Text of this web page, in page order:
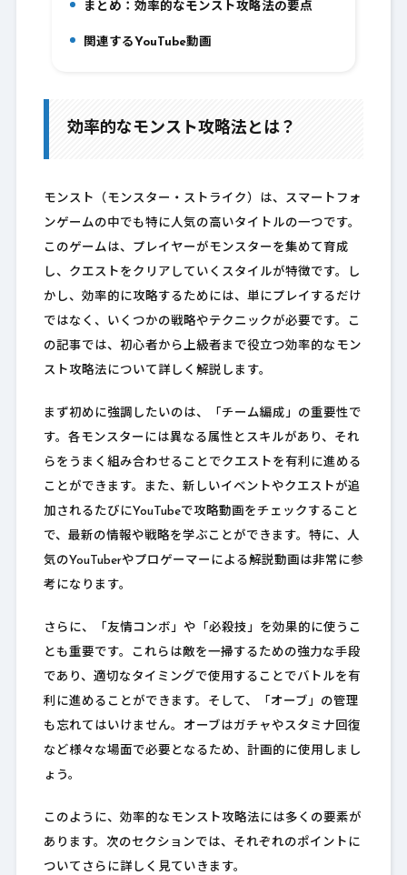
まとめ：効率的なモンスト攻略法の要点
関連するYouTube動画
効率的なモンスト攻略法とは？
モンスト（モンスター・ストライク）は、スマートフォ
ンゲームの中でも特に人気の高いタイトルの一つです。
このゲームは、プレイヤーがモンスターを集めて育成
し、クエストをクリアしていくスタイルが特徴です。し
かし、効率的に攻略するためには、単にプレイするだけ
ではなく、いくつかの戦略やテクニックが必要です。こ
の記事では、初心者から上級者まで役立つ効率的なモン
スト攻略法について詳しく解説します。
まず初めに強調したいのは、「チーム編成」の重要性で
す。各モンスターには異なる属性とスキルがあり、それ
らをうまく組み合わせることでクエストを有利に進める
ことができます。また、新しいイベントやクエストが追
加されるたびにYouTubeで攻略動画をチェックすること
で、最新の情報や戦略を学ぶことができます。特に、人
気のYouTuberやプロゲーマーによる解説動画は非常に参
考になります。
さらに、「友情コンボ」や「必殺技」を効果的に使うこ
とも重要です。これらは敵を一掃するための強力な手段
であり、適切なタイミングで使用することでバトルを有
利に進めることができます。そして、「オーブ」の管理
も忘れてはいけません。オーブはガチャやスタミナ回復
など様々な場面で必要となるため、計画的に使用しまし
ょう。
このように、効率的なモンスト攻略法には多くの要素が
あります。次のセクションでは、それぞれのポイントに
ついてさらに詳しく見ていきます。